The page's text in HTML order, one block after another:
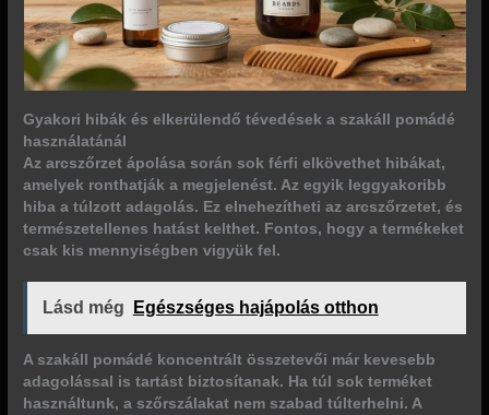
Gyakori hibák és elkerülendő tévedések a szakáll pomádé
használatánál
Az arcszőrzet ápolása során sok férfi elkövethet hibákat,
amelyek ronthatják a megjelenést. Az egyik leggyakoribb
hiba atúlzott adagolás. Ez elnehezítheti az arcszőrzetet, és
természetellenes hatást kelthet. Fontos, hogy a termékeket
csak kis mennyiségben vigyük fel.
Lásd még Egészséges hajápolás otthon
A szakáll pomádé koncentrált összetevői már kevesebb
adagolással is tartást biztosítanak. Ha túl sok terméket
használtunk, a szőrszálakat nem szabad túlterhelni. A